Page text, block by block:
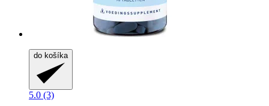
do košíka
5.0 (3)